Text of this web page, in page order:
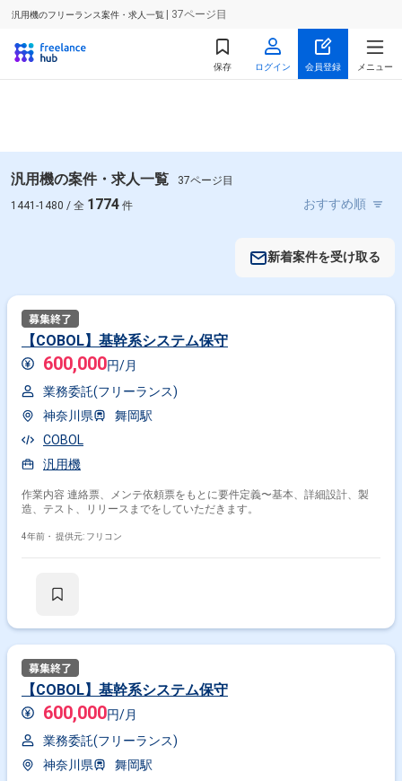
汎用機のフリーランス案件・求人一覧 | 37ページ目
保存 ログイン 会員登録 メニュー
汎用機の案件・求人一覧
37ページ目
1441-1480 / 全 1774 件
新着案件を受け取る
【COBOL】基幹系システム保守
600,000円/月
業務委託(フリーランス)
神奈川県
舞岡駅
COBOL
汎用機
作業内容 連絡票、メンテ依頼票をもとに要件定義〜基本、詳細設計、製
造、テスト、リリースまでをしていただきます。
4年前・ 提供元: フリコン
【COBOL】基幹系システム保守
600,000円/月
業務委託(フリーランス)
神奈川県
舞岡駅